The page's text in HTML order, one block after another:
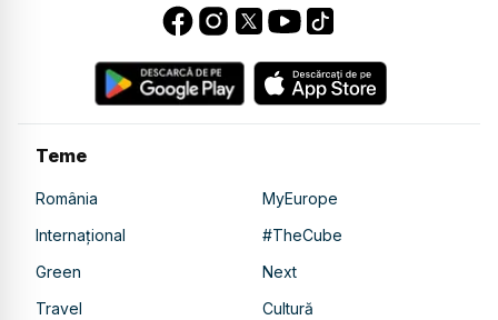
Teme
România
MyEurope
Internațional
#TheCube
Green
Next
Travel
Cultură